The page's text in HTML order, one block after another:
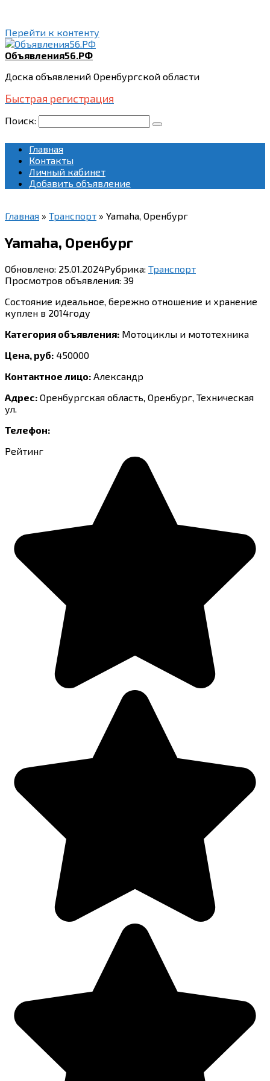
Перейти к контенту
Объявления56.РФ
Доска объявлений Оренбургской области
Быстрая регистрация
Поиск:
Главная
Контакты
Личный кабинет
Добавить объявление
Главная » Транспорт » Yamaha, Оренбург
Yamaha, Оренбург
Обновлено: 25.01.2024Рубрика: Транспорт
Просмотров объявления: 39
Состояние идеальное, бережно отношение и хранение
куплен в 2014году
Категория объявления: Мотоциклы и мототехника
Цена, руб: 450000
Контактное лицо: Александр
Адрес: Оренбургская область, Оренбург, Техническая
ул.
Телефон:
Рейтинг